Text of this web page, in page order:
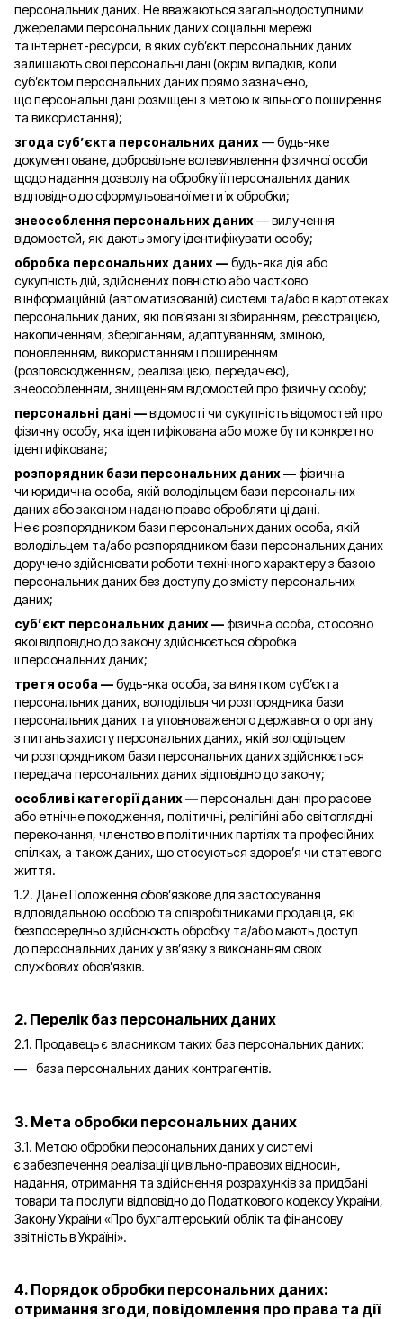
персональних даних. Не вважаються загальнодоступними
джерелами персональних даних соціальні мережі
та інтернет-ресурси, в яких суб’єкт персональних даних
залишають свої персональні дані (окрім випадків, коли
суб’єктом персональних даних прямо зазначено,
що персональні дані розміщені з метою їх вільного поширення
та використання);
згода суб’єкта персональних даних— будь-яке
документоване, добровільне волевиявлення фізичної особи
щодо надання дозволу на обробку її персональних даних
відповідно до сформульованої мети їх обробки;
знеособлення персональних даних— вилучення
відомостей, які дають змогу ідентифікувати особу;
обробка персональних даних —будь-яка дія або
сукупність дій, здійснених повністю або частково
в інформаційній (автоматизованій) системі та/або в картотеках
персональних даних, які пов’язані зі збиранням, реєстрацією,
накопиченням, зберіганням, адаптуванням, зміною,
поновленням, використанням і поширенням
(розповсюдженням, реалізацією, передачею),
знеособленням, знищенням відомостей про фізичну особу;
персональні дані —відомості чи сукупність відомостей про
фізичну особу, яка ідентифікована або може бути конкретно
ідентифікована;
розпорядник бази персональних даних —фізична
чи юридична особа, якій володільцем бази персональних
даних або законом надано право обробляти ці дані.
Не є розпорядником бази персональних даних особа, якій
володільцем та/або розпорядником бази персональних даних
доручено здійснювати роботи технічного характеру з базою
персональних даних без доступу до змісту персональних
даних;
суб’єкт персональних даних —фізична особа, стосовно
якої відповідно до закону здійснюється обробка
її персональних даних;
третя особа —будь-яка особа, за винятком суб’єкта
персональних даних, володільця чи розпорядника бази
персональних даних та уповноваженого державного органу
з питань захисту персональних даних, якій володільцем
чи розпорядником бази персональних даних здійснюється
передача персональних даних відповідно до закону;
особливі категорії даних —персональні дані про расове
або етнічне походження, політичні, релігійні або світоглядні
переконання, членство в політичних партіях та професійних
спілках, а також даних, що стосуються здоров’я чи статевого
життя.
1.2. Дане Положення обов’язкове для застосування
відповідальною особою та співробітниками продавця, які
безпосередньо здійснюють обробку та/або мають доступ
до персональних даних у зв’язку з виконанням своїх
службових обов’язків.
2. Перелік баз персональних даних
2.1. Продавець є власником таких баз персональних даних:
база персональних даних контрагентів.
3. Мета обробки персональних даних
3.1. Метою обробки персональних даних у системі
є забезпечення реалізації цивільно-правових відносин,
надання, отримання та здійснення розрахунків за придбані
товари та послуги відповідно до Податкового кодексу України,
Закону України «Про бухгалтерський облік та фінансову
звітність в Україні».
4. Порядок обробки персональних даних:
отримання згоди, повідомлення про права та дії